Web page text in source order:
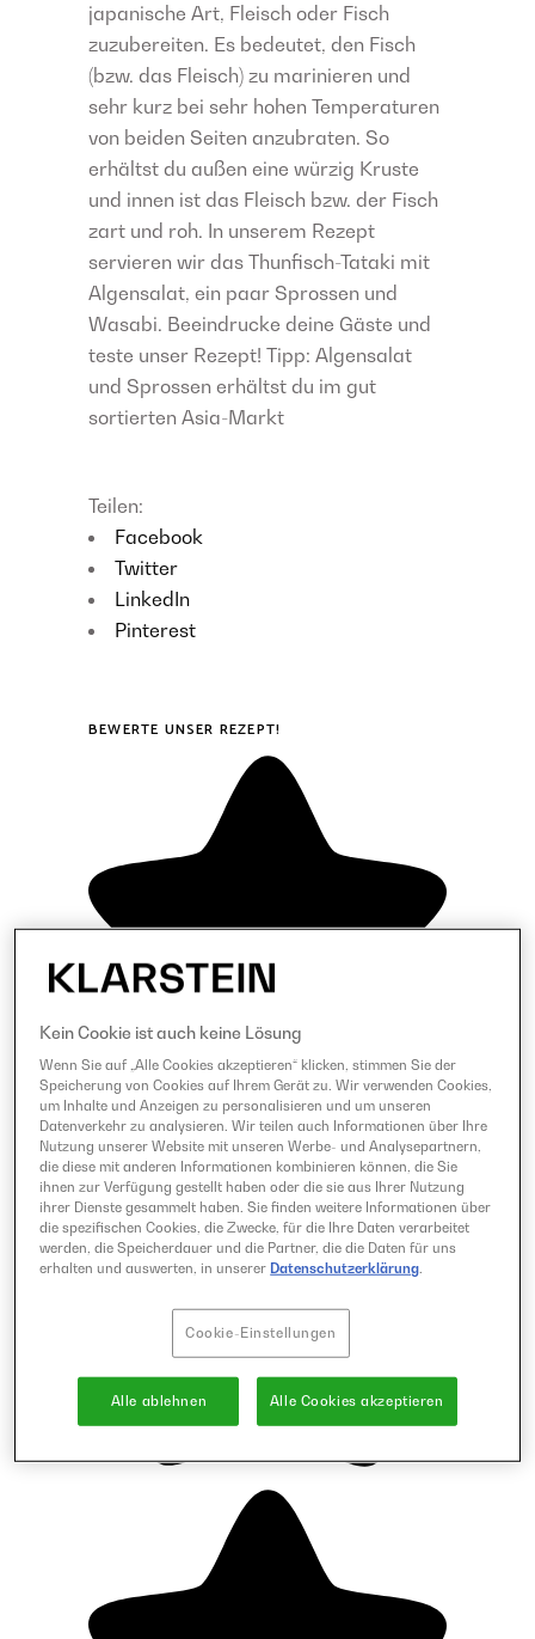
japanische Art, Fleisch oder Fisch
zuzubereiten. Es bedeutet, den Fisch
(bzw. das Fleisch) zu marinieren und
sehr kurz bei sehr hohen Temperaturen
von beiden Seiten anzubraten. So
erhältst du außen eine würzig Kruste
und innen ist das Fleisch bzw. der Fisch
zart und roh. In unserem Rezept
servieren wir das Thunfisch-Tataki mit
Algensalat, ein paar Sprossen und
Wasabi. Beeindrucke deine Gäste und
teste unser Rezept! Tipp: Algensalat
und Sprossen erhältst du im gut
sortierten Asia-Markt
Teilen:
Facebook
Twitter
LinkedIn
Pinterest
BEWERTE UNSER REZEPT!
Kein Cookie ist auch keine Lösung
Wenn Sie auf „Alle Cookies akzeptieren“ klicken, stimmen Sie der
Speicherung von Cookies auf Ihrem Gerät zu. Wir verwenden Cookies,
um Inhalte und Anzeigen zu personalisieren und um unseren
Datenverkehr zu analysieren. Wir teilen auch Informationen über Ihre
Nutzung unserer Website mit unseren Werbe- und Analysepartnern,
die diese mit anderen Informationen kombinieren können, die Sie
ihnen zur Verfügung gestellt haben oder die sie aus Ihrer Nutzung
ihrer Dienste gesammelt haben. Sie finden weitere Informationen über
die spezifischen Cookies, die Zwecke, für die Ihre Daten verarbeitet
werden, die Speicherdauer und die Partner, die die Daten für uns
erhalten und auswerten, in unserer Datenschutzerklärung
Cookie-Einstellungen
Alle ablehnen Alle Cookies akzeptieren